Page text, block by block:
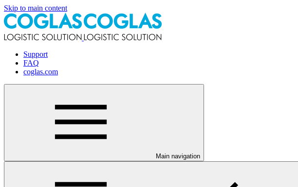
Skip to main content
Support
FAQ
coglas.com
Main navigation